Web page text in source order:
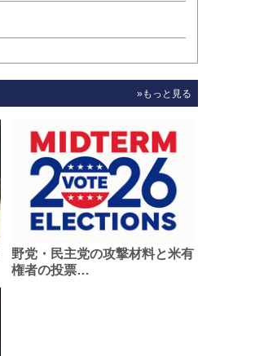
»もっと見る
野党・民主党の攻撃材料と米有
権者の投票…